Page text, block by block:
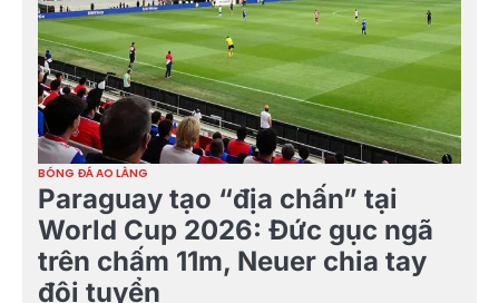
BÓNG ĐÁ AO LÀNG
Paraguay tạo “địa chấn” tại
World Cup 2026: Đức gục ngã
trên chấm 11m, Neuer chia tay
đội tuyển